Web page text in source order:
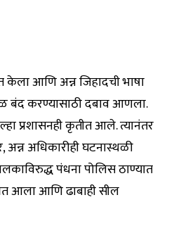
केला आणि अन्न जिहादची भाषा
बंद करण्यासाठी दबाव आणला.
प्रशासनही कृतीत आले. त्यानंतर
अन्न अधिकारीही घटनास्थळी
पंधना पोलिस ठाण्यात
आला आणि ढाबाही सील